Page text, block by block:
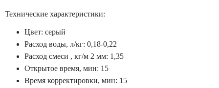
Технические характеристики:
Цвет: серый
Расход воды, л/кг: 0,18-0,22
Расход смеси , кг/м 2 мм: 1,35
Открытое время, мин: 15
Время корректировки, мин: 15